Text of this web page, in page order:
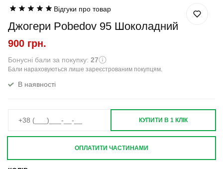
Відгуки про товар
Джогери Pobedov 95 Шоколадний
900 грн.
Бонусні бали за покупку: 27
Бали нараховуються лише зареєстрованим покупцям.
В наявності
КУПИТИ В 1 КЛІК
ОПЛАТИТИ ЧАСТИНАМИ